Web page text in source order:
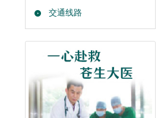
交通线路